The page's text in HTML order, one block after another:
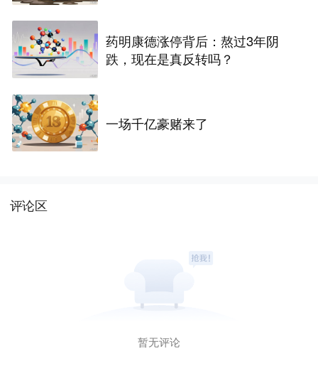
药明康德涨停背后：熬过3年阴
跌，现在是真反转吗？
一场千亿豪赌来了
评论区
暂无评论